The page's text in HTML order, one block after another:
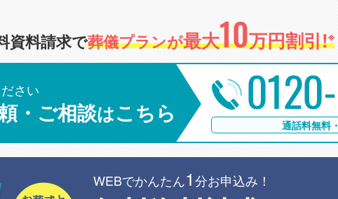
資料請求で葬儀プランが最大10万円割引!※
さい
・ご相談はこちら 通話料無料
WEBでかんたん1分お申込み！